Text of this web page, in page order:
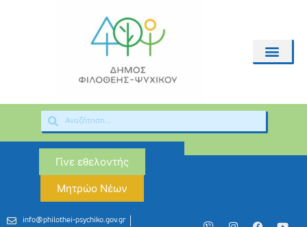
Γίνε εθελοντής
Μητρώο Νέων
info@philothei-psychiko.gov.gr